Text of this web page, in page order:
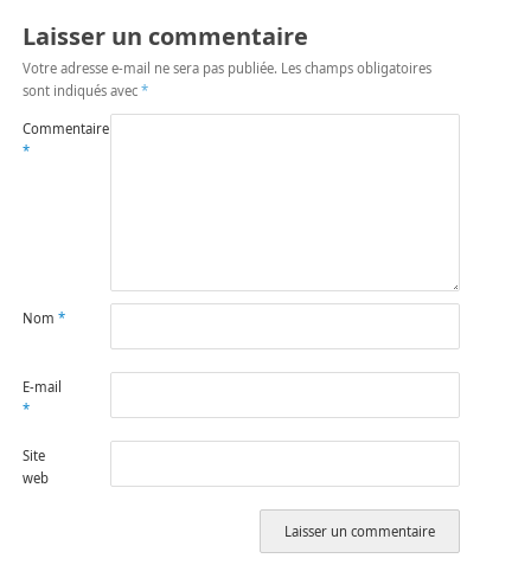
Laisser un commentaire
Votre adresse e-mail ne sera pas publiée. Les champs obligatoires
sont indiqués avec *
Commentaire
*
Nom *
E-mail
*
Site
web